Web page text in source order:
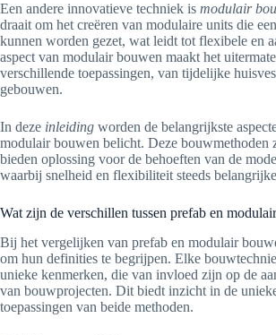
Een andere innovatieve techniek is modulair
draait om het creëren van modulaire units die
kunnen worden gezet, wat leidt tot flexibele en
aspect van modulair bouwen maakt het
verschillende toepassingen, van tijdelijke
gebouwen.
In deze inleiding worden de belangrijkste
modulair bouwen belicht. Deze bouwmethoden
bieden oplossing voor de behoeften van de
waarbij snelheid en flexibiliteit steeds
Wat zijn de verschillen tussen prefab en
Bij het vergelijken van prefab en modulair
om hun definities te begrijpen. Elke
unieke kenmerken, die van invloed zijn op de
van bouwprojecten. Dit biedt inzicht in de
toepassingen van beide methoden.